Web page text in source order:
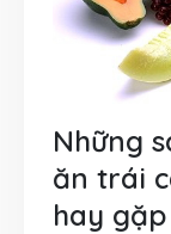
Những
ăn trái
hay